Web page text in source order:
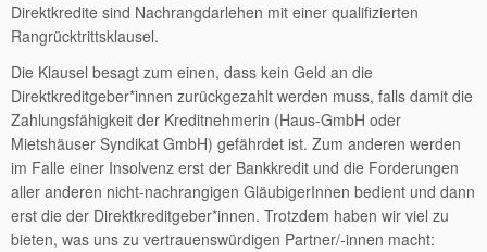
Direktkredite sind Nachrangdarlehen mit einer qualifizierten
Rangrücktrittsklausel.
Die Klausel besagt zum einen, dass kein Geld an die
Direktkreditgeber*innen zurückgezahlt werden muss, falls damit die
Zahlungsfähigkeit der Kreditnehmerin (Haus-GmbH oder
Mietshäuser Syndikat GmbH) gefährdet ist. Zum anderen werden
im Falle einer Insolvenz erst der Bankkredit und die Forderungen
aller anderen nicht-nachrangigen GläubigerInnen bedient und dann
erst die der Direktkreditgeber*innen. Trotzdem haben wir viel zu
bieten, was uns zu vertrauenswürdigen Partner/-innen macht: